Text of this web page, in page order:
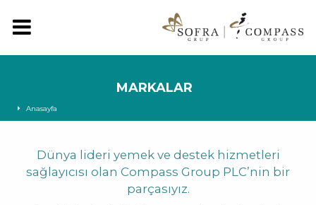
MARKALAR
Anasayfa
Dünya lideri yemek ve destek hizmetleri
sağlayıcısı olan Compass Group PLC’nin bir
parçasıyız.